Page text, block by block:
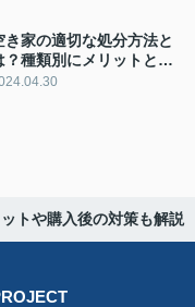
き家の適切な処分方法と
？種類別にメリットとデ
リットをご紹介
トや購入後の対策も解説